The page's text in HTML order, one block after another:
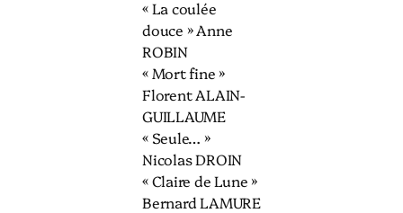
« La coulée
douce » Anne
ROBIN
« Mort fine »
Florent ALAIN-
GUILLAUME
« Seule… »
Nicolas DROIN
« Claire de Lune »
Bernard LAMURE